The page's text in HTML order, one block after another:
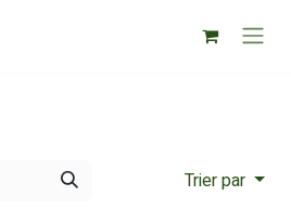
Trier par